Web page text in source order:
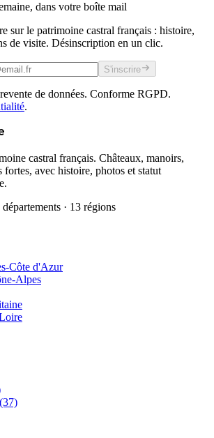
dans votre boîte mail
sur le patrimoine castral français : histoire,
de visite. Désinscription en un clic.
S'inscrire
de données. Conforme RGPD.
.
castral français. Châteaux, manoirs,
fortes, avec histoire, photos et statut
· 13 régions
Côte d'Azur
Alpes